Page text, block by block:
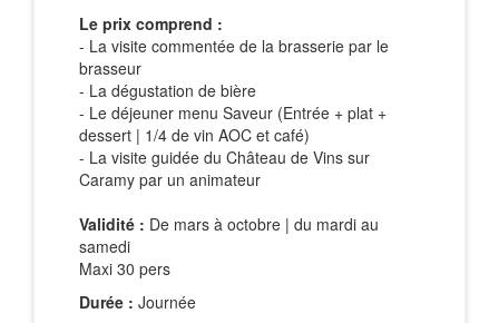
Le prix comprend :
- La visite commentée de la brasserie par le
brasseur
- La dégustation de bière
- Le déjeuner menu Saveur (Entrée + plat +
dessert | 1/4 de vin AOC et café)
- La visite guidée du Château de Vins sur
Caramy par un animateur
Validité : De mars à octobre | du mardi au
samedi
Maxi 30 pers
Durée : Journée